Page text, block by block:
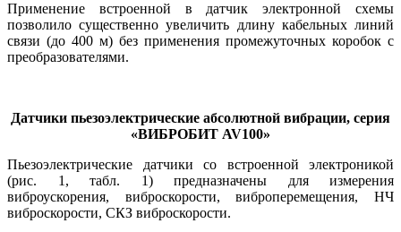
Применение встроенной в датчик электронной схемы
позволило существенно увеличить длину кабельных линий
связи (до 400 м) без применения промежуточных коробок с
преобразователями.
Датчики пьезоэлектрические абсолютной вибрации, серия
«ВИБРОБИТ AV100»
Пьезоэлектрические датчики со встроенной электроникой
(рис. 1, табл. 1) предназначены для измерения
виброускорения, виброскорости, виброперемещения, НЧ
виброскорости, СКЗ виброскорости.